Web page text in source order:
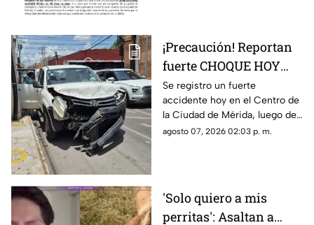
¡Precaución! Reportan
fuerte CHOQUE HOY
viernes 7 de agosto en
el Centro de Mérida;
esto se sabe
Se registro un fuerte
accidente hoy en el Centro de
la Ciudad de Mérida, luego de
que una camioneta impactó
agosto 07, 2026 02:03 p. m.
'Solo quiero a mis
perritas': Asaltan a